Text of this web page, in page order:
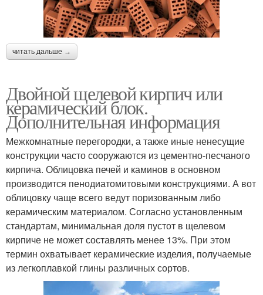
читать дальше →
Двойной щелевой кирпич или
керамический блок.
Дополнительная информация
Межкомнатные перегородки, а также иные ненесущие
конструкции часто сооружаются из цементно-песчаного
кирпича. Облицовка печей и каминов в основном
производится пенодиатомитовыми конструкциями. А вот
облицовку чаще всего ведут поризованным либо
керамическим материалом. Согласно установленным
стандартам, минимальная доля пустот в щелевом
кирпиче не может составлять менее 13%. При этом
термин охватывает керамические изделия, получаемые
из легкоплавкой глины различных сортов.